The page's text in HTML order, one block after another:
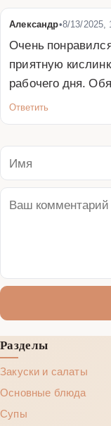
Александр•8/13/2025,
Очень
приятную
рабочего дня.
Ответить
Разделы
Закуски и салаты
Основные блюда
Супы